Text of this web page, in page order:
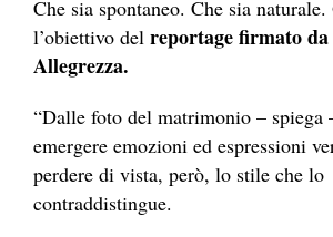
Che sia spontaneo. Che sia naturale.
l’obiettivo del reportage firmato
Allegrezza.
“Dalle foto del matrimonio – spiega
emergere emozioni ed espressioni
perdere di vista, però, lo stile che lo
contraddistingue.